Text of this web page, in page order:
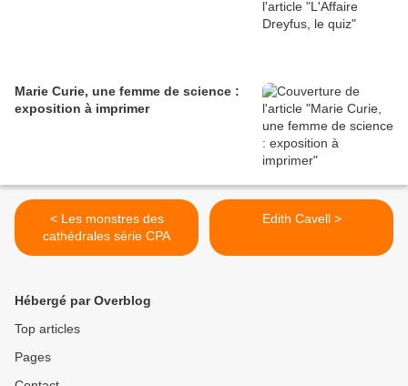
Marie Curie, une femme de science :
exposition à imprimer
< Les monstres des
cathédrales série CPA
Edith Cavell >
Hébergé par Overblog
Top articles
Pages